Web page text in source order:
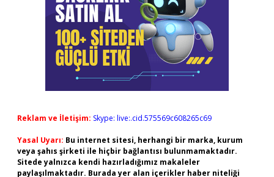
Reklam ve İletişim: Skype: live:.cid.575569c608265c69
Yasal Uyarı: Bu internet sitesi, herhangi bir marka, kurum
veya şahıs şirketi ile hiçbir bağlantısı bulunmamaktadır.
Sitede yalnızca kendi hazırladığımız makaleler
paylaşılmaktadır. Burada yer alan içerikler haber niteliği